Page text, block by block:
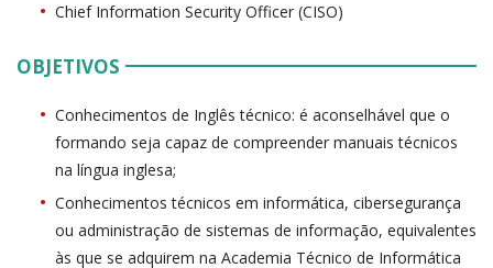
Chief Information Security Officer (CISO)
OBJETIVOS
Conhecimentos de Inglês técnico: é aconselhável que o
formando seja capaz de compreender manuais técnicos
na língua inglesa;
Conhecimentos técnicos em informática, cibersegurança
ou administração de sistemas de informação, equivalentes
às que se adquirem na Academia Técnico de Informática